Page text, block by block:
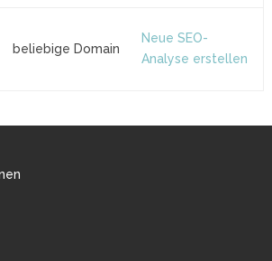
beliebige Domain
Neue SEO-
Analyse erstellen